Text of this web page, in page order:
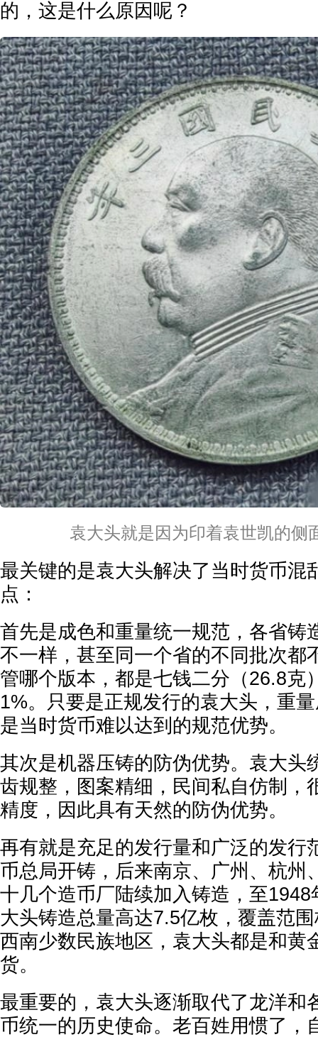
的，这是什么原因呢？
袁大头就是因为印着袁世凯的侧
最关键的是袁大头解决了当时货币混
点：
首先是成色和重量统一规范，各省铸
不一样，甚至同一个省的不同批次都
管哪个版本，都是七钱二分（26.8克
1%。只要是正规发行的袁大头，重
是当时货币难以达到的规范优势。
其次是机器压铸的防伪优势。袁大头
齿规整，图案精细，民间私自仿制，
精度，因此具有天然的防伪优势。
再有就是充足的发行量和广泛的发行
币总局开铸，后来南京、广州、杭州
十几个造币厂陆续加入铸造，至
大头铸造总量高达7.5亿枚，覆盖范
西南少数民族地区，袁大头都是和黄
货。
最重要的，袁大头逐渐取代了龙洋和
币统一的历史使命。老百姓用惯了，